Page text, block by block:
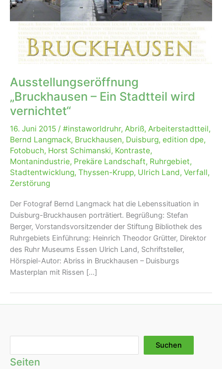
Ausstellungseröffnung
„Bruckhausen – Ein Stadtteil wird
vernichtet“
16. Juni 2015 / #instaworldruhr, Abriß, Arbeiterstadtteil,
Bernd Langmack, Bruckhausen, Duisburg, edition dpe,
Fotobuch, Horst Schimanski, Kontraste,
Montanindustrie, Prekäre Landschaft, Ruhrgebiet,
Stadtentwicklung, Thyssen-Krupp, Ulrich Land, Verfall,
Zerstörung
Der Fotograf Bernd Langmack hat die Lebenssituation in
Duisburg-Bruckhausen porträtiert. Begrüßung: Stefan
Berger, Vorstandsvorsitzender der Stiftung Bibliothek des
Ruhrgebiets Einführung: Heinrich Theodor Grütter, Direktor
des Ruhr Museums Essen Ulrich Land, Schriftsteller,
Hörspiel-Autor: Abriss in Bruckhausen – Duisburgs
Masterplan mit Rissen […]
Suchen
Seiten